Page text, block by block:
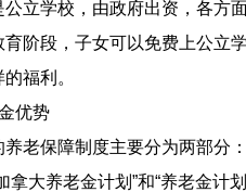
立学校，由政府出资，各方面
育阶段，子女可以免费上公立
福利。
优势
养老保障制度主要分为两部分
拿大养老金计划”和“养老金计划